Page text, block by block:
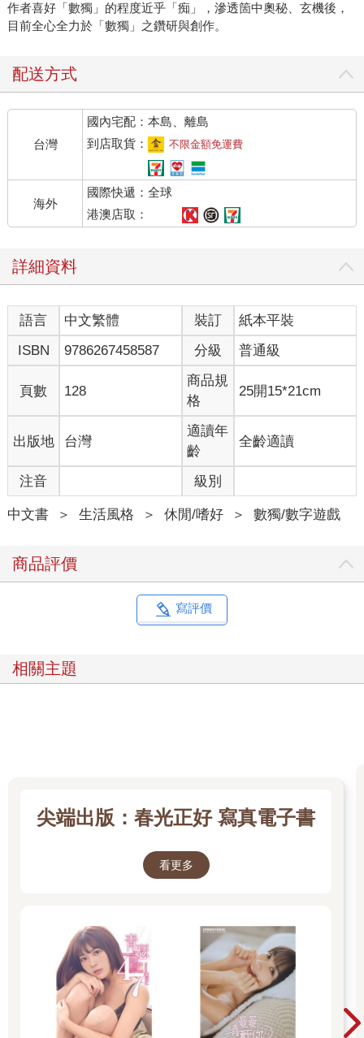
作者喜好「數獨」的程度近乎「痴」，滲透箇中奧秘、玄機後，
目前全心全力於「數獨」之鑽研與創作。
配送方式
台灣
國內宅配：本島、離島
到店取貨：
不限金額免運費
海外
國際快遞：全球
港澳店取：
詳細資料
語言 中文繁體 裝訂
紙本平裝
ISBN
9786267458587 分級 普通級
頁數 128
商品規
格
25開15*21cm
出版地 台灣
適讀年
齡
全齡適讀
注音 級別
中文書 ＞ 生活風格 ＞ 休閒/嗜好 ＞ 數獨/數字遊戲
商品評價
寫評價
相關主題
尖端出版：春光正好 寫真電子書
看更多